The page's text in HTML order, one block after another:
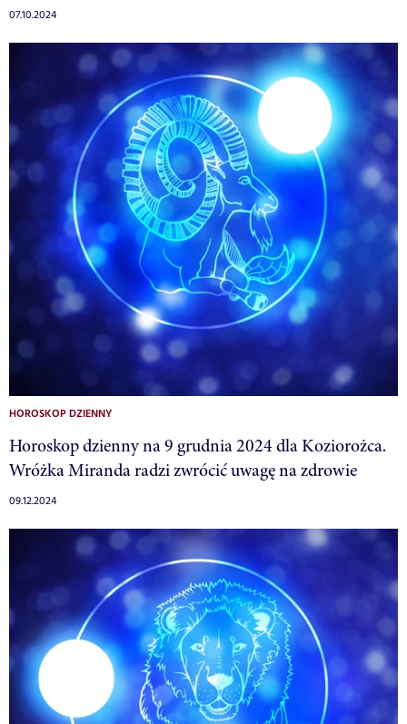
07.10.2024
HOROSKOP DZIENNY
Horoskop dzienny na 9 grudnia 2024 dla Koziorożca.
Wróżka Miranda radzi zwrócić uwagę na zdrowie
09.12.2024